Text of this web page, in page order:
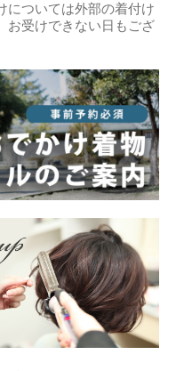
ついては外部の着付け
お受けできない日もござ